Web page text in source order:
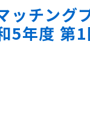
ッチング
5年度 第